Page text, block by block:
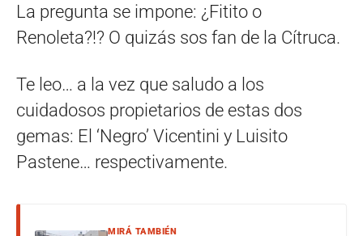
La pregunta se impone: ¿Fitito o
Renoleta?!? O quizás sos fan de la Cítruca.
Te leo… a la vez que saludo a los
cuidadosos propietarios de estas dos
gemas: El ‘Negro’ Vicentini y Luisito
Pastene… respectivamente.
MIRÁ TAMBIÉN